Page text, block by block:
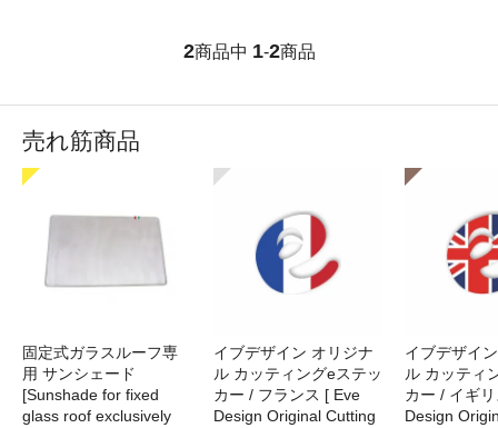
2商品中 1-2商品
売れ筋商品
固定式ガラスルーフ専
用 サンシェード
[Sunshade for fixed
glass roof exclusively
イブデザイン オリジナ
ル カッティングeステッ
カー / フランス [ Eve
Design Original Cutting
イブデザイ
ル カッティ
カー / イギ
Design